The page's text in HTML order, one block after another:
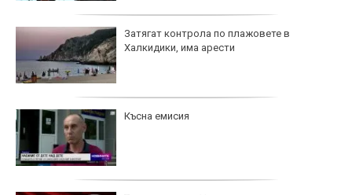
Затягат контрола по плажовете в
Халкидики, има арести
Късна емисия